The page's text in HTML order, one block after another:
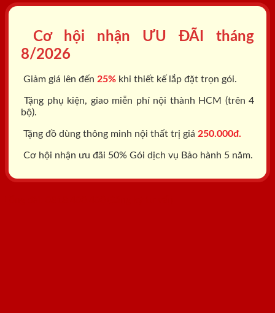
Cơ hội nhận ƯU ĐÃI tháng
8/2026
Giảm giá lên đến 25% khi thiết kế lắp đặt trọn gói.
Tặng phụ kiện, giao miễn phí nội thành HCM (trên 4
bộ).
Tặng đồ dùng thông minh nội thất trị giá 250.000đ.
Cơ hội nhận ưu đãi 50% Gói dịch vụ Bảo hành 5 năm.